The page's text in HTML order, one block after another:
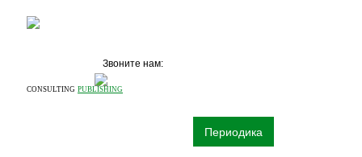
CONSULTING PUBLISHING
Звоните нам:
Периодика